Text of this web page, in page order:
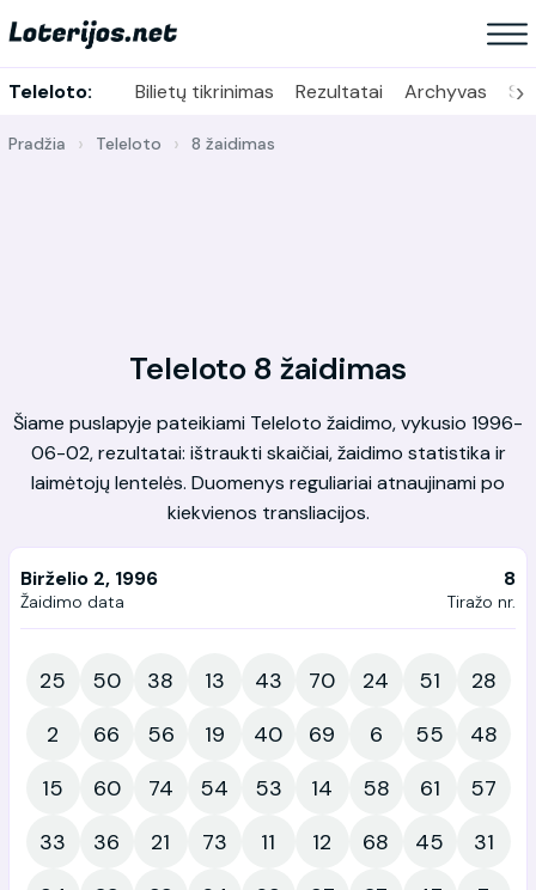
Teleloto: Bilietų tikrinimas Rezultatai Archyvas ›
Pradžia Teleloto 8 žaidimas
Teleloto 8 žaidimas
Šiame puslapyje pateikiami Teleloto žaidimo, vykusio 1996-
06-02, rezultatai: ištraukti skaičiai, žaidimo statistika ir
laimėtojų lentelės. Duomenys reguliariai atnaujinami po
kiekvienos transliacijos.
Birželio 2, 1996
Žaidimo data
8
Tiražo nr.
25 50 38 13 43 70 24 51
28
2
66 56 19 40 69 6 55
48
15
60 74 54 53 14 58 61
57
33
36 21 73 11 12 68 45
31